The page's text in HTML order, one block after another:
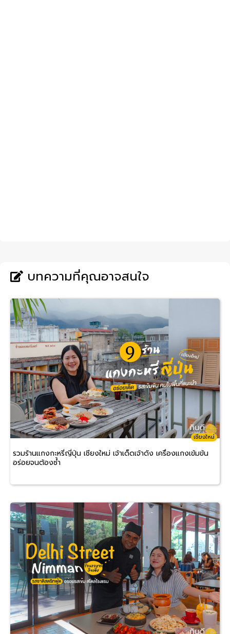
บทความที่คุณอาจสนใจ
เชียงใหม่
รวมร้านแกงกะหรี่ญี่ปุ่น เชียงใหม่ เจ้าเด็ดเจ้าดัง เครื่องแกงเข้มข้น
อร่อยจนต้องซ้ำ